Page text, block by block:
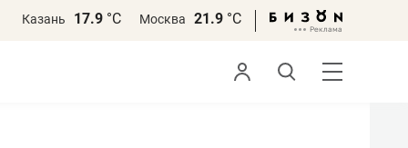
Казань 17.9 °С Москва 21.9 °С